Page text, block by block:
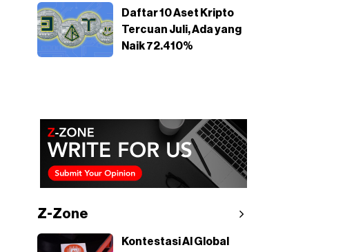
Daftar 10 Aset Kripto
Tercuan Juli, Ada yang
Naik 72.410%
Z-Zone
Kontestasi AI Global